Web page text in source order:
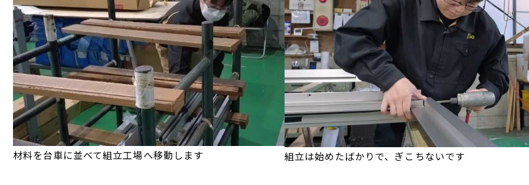
材料を台車に並べて組立工場へ移動します 組立は始めたばかりで、ぎこちないです